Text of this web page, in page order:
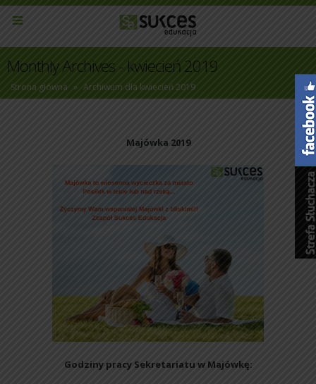
Monthly Archives - kwiecień 2019
Strona główna » Archiwum dla kwiecień 2019
Majówka 2019
Godziny pracy Sekretariatu w Majówkę: